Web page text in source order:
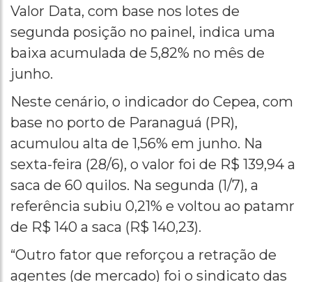
Valor Data, com base nos lotes de
segunda posição no painel, indica uma
baixa acumulada de 5,82% no mês de
junho.
Neste cenário, o indicador do Cepea, com
base no porto de Paranaguá (PR),
acumulou alta de 1,56% em junho. Na
sexta-feira (28/6), o valor foi de R$ 139,94 a
saca de 60 quilos. Na segunda (1/7), a
referência subiu 0,21% e voltou ao patamr
de R$ 140 a saca (R$ 140,23).
“Outro fator que reforçou a retração de
agentes (de mercado) foi o sindicato das